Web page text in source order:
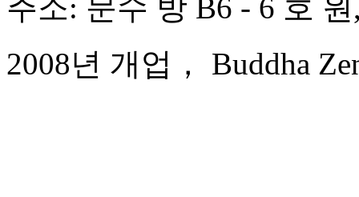
주소: 문수 방 B6 - 6 호
2008년 개업， Buddha